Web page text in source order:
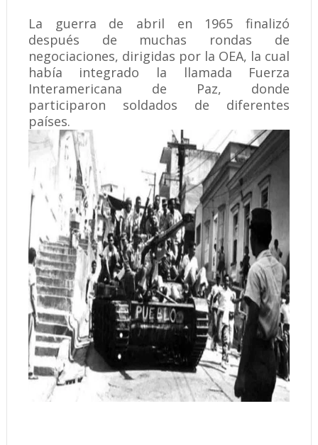
La guerra de abril en 1965 finalizó
después de muchas rondas de
negociaciones, dirigidas por la OEA, la cual
había integrado la llamada Fuerza
Interamericana de Paz, donde
participaron soldados de diferentes
países.